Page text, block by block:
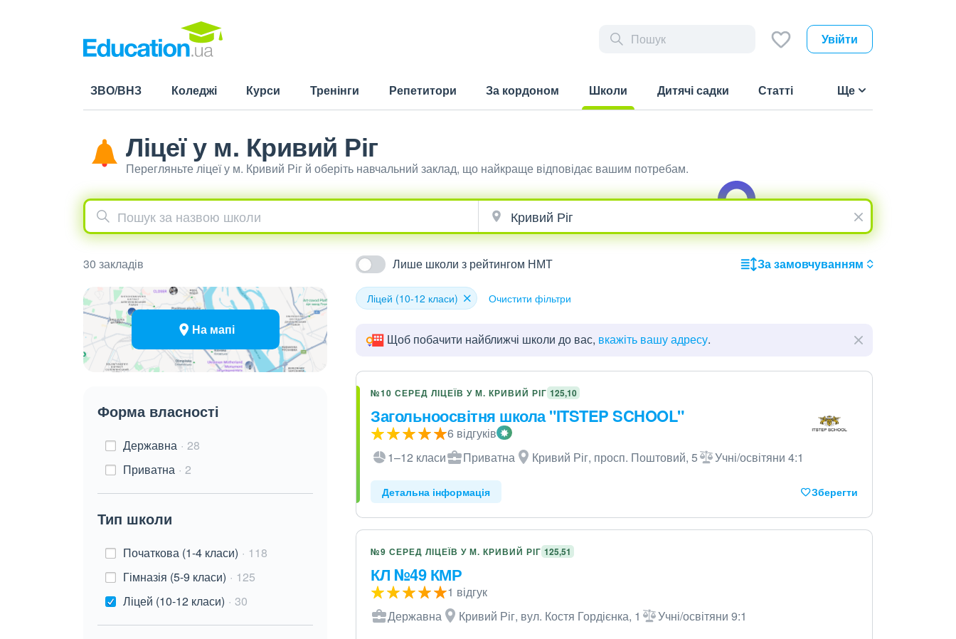
Увійти
ЗВО/ВНЗ Коледжі Курси Тренінги Репетитори За кордоном
Школи
Дитячі садки Статті Ще
Ліцеї у м. Кривий Ріг
Перегляньте ліцеї у м. Кривий Ріг й оберіть навчальний заклад, що найкраще відповідає вашим потребам.
30 закладів Лише школи з рейтингом НМТ За замовчуванням
На мапі
Форма власності
Державна
28
Приватна
2
Тип школи
Початкова (1-4 класи)
118
Гімназія (5-9 класи)
125
Ліцей (10-12 класи)
30
Ліцей (10-12 класи) Очистити фільтри
Щоб побачити найближчі школи до вас, вкажіть вашу адресу.
№10 СЕРЕД ЛІЦЕЇВ У М. КРИВИЙ РІГ 125,10
Загольноосвітня школа "ITSTEP SCHOOL"
6 відгуків
1–12 класи
Приватна Кривий Ріг, просп. Поштовий, 5 Учні/освітяни 4:1
Детальна інформація Зберегти
№9 СЕРЕД ЛІЦЕЇВ У М. КРИВИЙ РІГ 125,51
КЛ №49 КМР
1 відгук
Державна
Кривий Ріг, вул. Костя Гордієнка, 1 Учні/освітяни 9:1